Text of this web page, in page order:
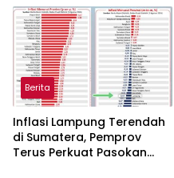
Berita
Inflasi Lampung Terendah
di Sumatera, Pemprov
Terus Perkuat Pasokan